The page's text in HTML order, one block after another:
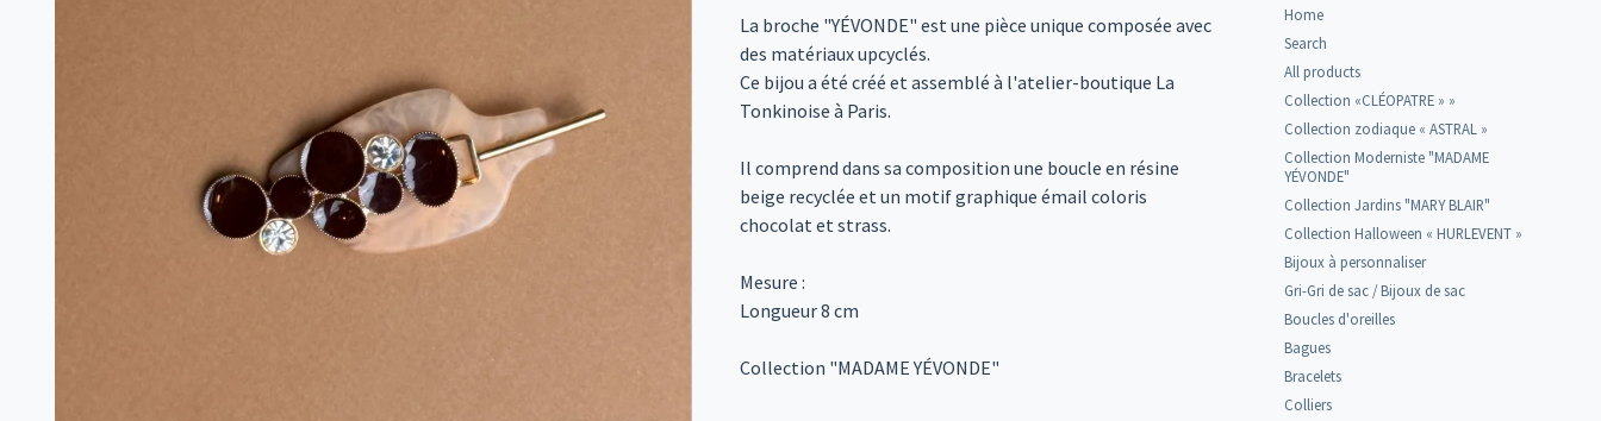
La broche "YÉVONDE" est une pièce unique composée avec
des matériaux upcyclés.
Ce bijou a été créé et assemblé à l'atelier-boutique La
Tonkinoise à Paris.
Il comprend dans sa composition une boucle en résine
beige recyclée et un motif graphique émail coloris
chocolat et strass.
Mesure :
Longueur 8 cm
Collection "MADAME YÉVONDE"
Home
Search
All products
Collection «CLÉOPATRE » »
Collection zodiaque « ASTRAL »
Collection Moderniste "MADAME
YÉVONDE"
Collection Jardins "MARY BLAIR"
Collection Halloween « HURLEVENT »
Bijoux à personnaliser
Gri-Gri de sac / Bijoux de sac
Boucles d'oreilles
Bagues
Bracelets
Colliers